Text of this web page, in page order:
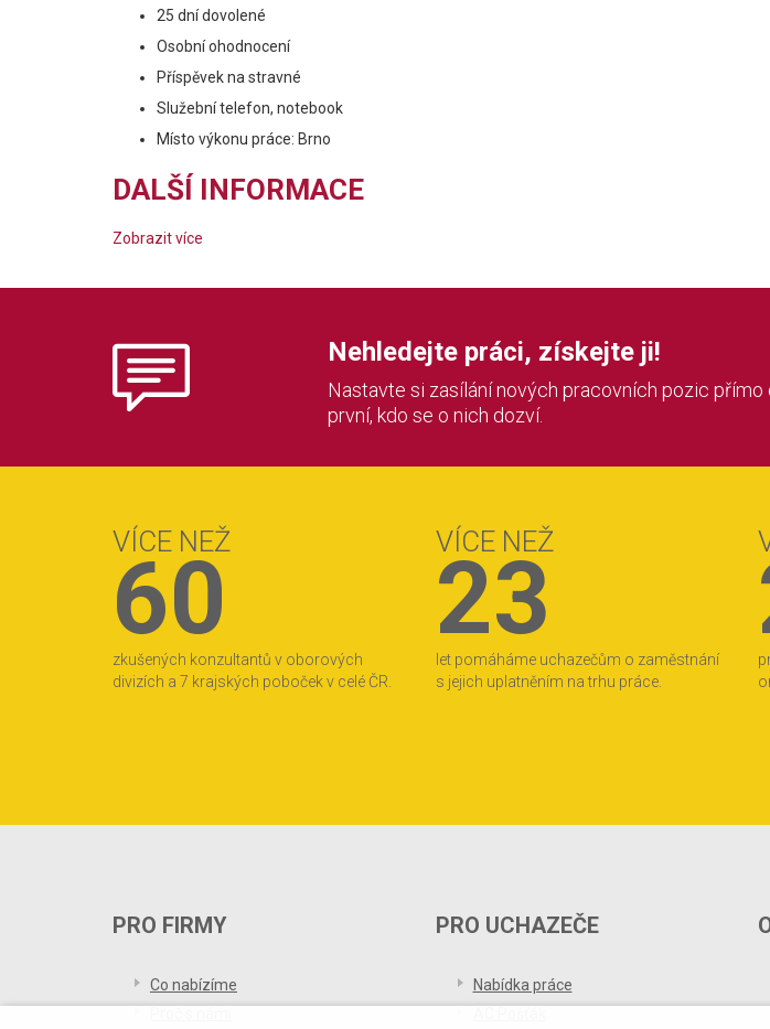
25 dní dovolené
Osobní ohodnocení
Příspěvek na stravné
Služební telefon, notebook
Místo výkonu práce: Brno
DALŠÍ INFORMACE
Zobrazit více
Nehledejte práci, získejte ji!
Nastavte si zasílání nových pracovních pozic přímo
první, kdo se o nich dozví.
VÍCE NEŽ
60
zkušených konzultantů v oborových
divizích a 7 krajských poboček v celé ČR.
VÍCE NEŽ
23
let pomáháme uchazečům o zaměstnání
s jejich uplatněním na trhu práce.
PRO FIRMY
Co nabízíme
PRO UCHAZEČE
Nabídka práce